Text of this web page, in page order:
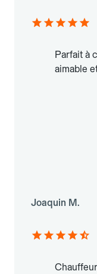
Parfait à
aimable
Joaquin M.